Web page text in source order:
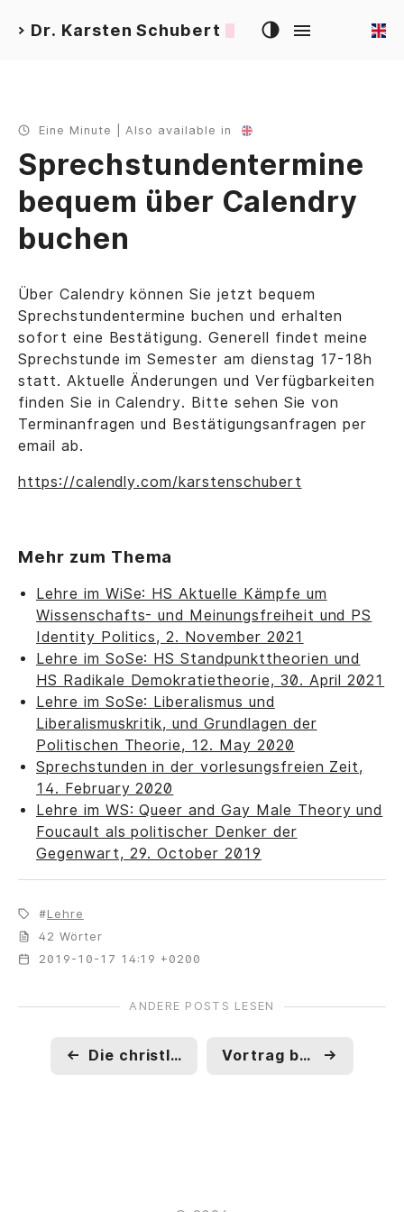
> Dr. Karsten Schubert
Eine Minute | Also available in
Sprechstundentermine
bequem über Calendry
buchen
Über Calendry können Sie jetzt bequem
Sprechstundentermine buchen und erhalten
sofort eine Bestätigung. Generell findet meine
Sprechstunde im Semester am dienstag 17-18h
statt. Aktuelle Änderungen und Verfügbarkeiten
finden Sie in Calendry. Bitte sehen Sie von
Terminanfragen und Bestätigungsanfragen per
email ab.
https://calendly.com/karstenschubert
Mehr zum Thema
Lehre im WiSe: HS Aktuelle Kämpfe um
Wissenschafts- und Meinungsfreiheit und PS
Identity Politics, 2. November 2021
Lehre im SoSe: HS Standpunkttheorien und
HS Radikale Demokratietheorie, 30. April 2021
Lehre im SoSe: Liberalismus und
Liberalismuskritik, und Grundlagen der
Politischen Theorie, 12. May 2020
Sprechstunden in der vorlesungsfreien Zeit,
14. February 2020
Lehre im WS: Queer and Gay Male Theory und
Foucault als politischer Denker der
Gegenwart, 29. October 2019
Lehre
42 Wörter
2019-10-17 14:19 +0200
ANDERE POSTS LESEN
← Die christlichen Wurzeln der Kritik. Rezensionsessay zu Foucaults Geständnissen des Fleisches veröffentlicht Vortrag bei Foucault fanco-allemand, Sciences Po Paris →